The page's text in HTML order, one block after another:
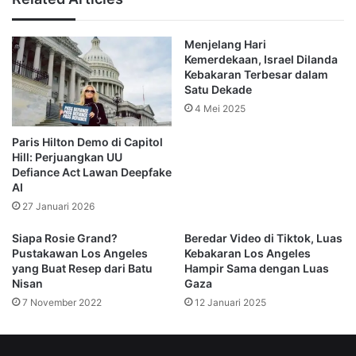
cuaca memperingatkan bahwa angin Santa Ana tradisional
lainnya diperkirakan akan terjadi pada Kamis malam, yang
dapat kembali meningkatkan potensi kebakaran lebih
lanjut.
Penyelidikan dan Dugaan Penyebab Kebakaran
Sejauh ini, penyelidikan terhadap penyebab kebakaran
baru saja dimulai. Pada Kamis (9/1/2025), seorang pria
meskipun penyebab kebakaran awal masih belum
diketahui. Kepala Pemadam Kebakaran California, David
Acuna, mengatakan bahwa tidak ada bukti konklusif yang
menunjukkan kebakaran ini sengaja disebabkan oleh pihak
Paris Hilton Demo di Capitol
Hill: Perjuangkan UU
Defiance Act Lawan Deepfake
AI
27 Januari 2026
Menjelang Hari
Kemerdekaan, Israel Dilanda
Kebakaran Terbesar dalam
Satu Dekade
4 Mei 2025
Siapa Rosie Grand?
Pustakawan Los Angeles
yang Buat Resep dari Batu
Nisan
7 November 2022
Beredar Video di Tiktok, Luas
Kebakaran Los Angeles
Hampir Sama dengan Luas
Gaza
12 Januari 2025